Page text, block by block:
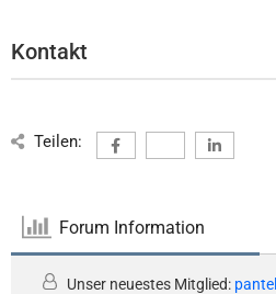
Kontakt
Teilen:
Forum Information
Unser neuestes Mitglied: